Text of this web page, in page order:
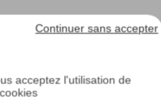
acceptez l'utilisation de
Continuer sans accepter